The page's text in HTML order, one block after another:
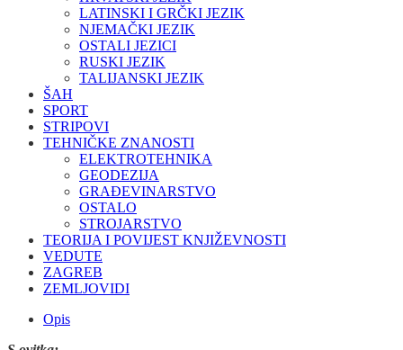
LATINSKI I GRČKI JEZIK
NJEMAČKI JEZIK
OSTALI JEZICI
RUSKI JEZIK
TALIJANSKI JEZIK
ŠAH
SPORT
STRIPOVI
TEHNIČKE ZNANOSTI
ELEKTROTEHNIKA
GEODEZIJA
GRAĐEVINARSTVO
OSTALO
STROJARSTVO
TEORIJA I POVIJEST KNJIŽEVNOSTI
VEDUTE
ZAGREB
ZEMLJOVIDI
Opis